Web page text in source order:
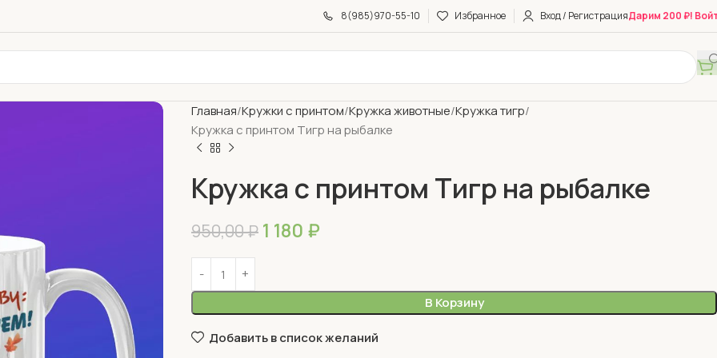
8(985)970-55-10 Избранное Вход / РегистрацияДарим 200 ₽!
Главная Кружки с принтом Кружка животные Кружка тигр
Кружка с принтом Тигр на рыбалке
Кружка с принтом Тигр на рыбалке
950,00₽ 1 180 ₽
В Корзину
Добавить в список желаний